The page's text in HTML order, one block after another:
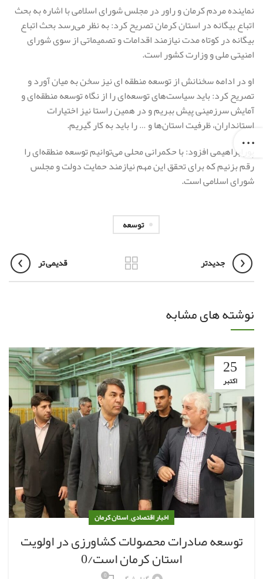
نماینده مردم کرمان و راور در مجلس شورای اسلامی با اشاره به بحث
اتباع بیگانه در استان کرمان تصریح کرد: به نظر می‌رسد بحث اتباع
بیگانه در کوتاه مدت نیازمند اقدامات و تصمیماتی از سوی شورای
امنیتی ملی و وزارت کشور است.
او در ادامه سخنانش از توسعه منطقه ای نیز سخن به میان آورد و
تصریح کرد: باید سیاست‌های توسعه‌ای را از نگاه توسعه منطقه‌ای و
آمایش سرزمینی پیش ببریم و در همین راستا نیز اختیارات
استانداران، ظرفیت استان‌ها و … را باید به کار گیریم.
پورابراهیمی افزود: با حکمرانی محلی می‌توانیم توسعه منطقه‌ای را
رقم بزنیم که برای تحقق این مهم نیازمند حمایت دولت و مجلس
شورای اسلامی است.
توسعه
جدیدتر قدیمی تر
نوشته های مشابه
25
اکتبر
اخبار اقتصادی,استان کرمان
توسعه صادرات محصولات کشاورزی در اولویت
استان کرمان است/0
0